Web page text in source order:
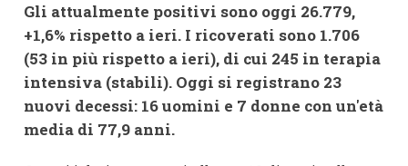
Gli attualmente positivi sono oggi 26.779,
+1,6% rispetto a ieri. I ricoverati sono 1.706
(53 in più rispetto a ieri), di cui 245 in terapia
intensiva (stabili). Oggi si registrano 23
nuovi decessi: 16 uomini e 7 donne con un'età
media di 77,9 anni.